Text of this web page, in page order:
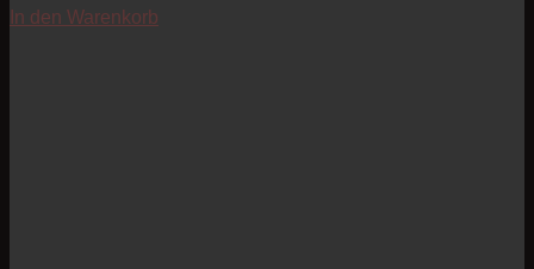
In den Warenkorb